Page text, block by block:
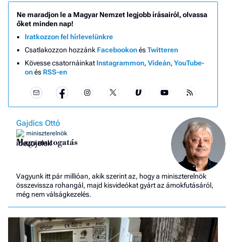
Ne maradjon le a Magyar Nemzet legjobb írásairól, olvassa
őket minden nap!
Iratkozzon fel hírlevelünkre
Csatlakozzon hozzánk FacebookonésTwitteren
Kövesse csatornáinkat Instagrammon, Videán, YouTube-
onés RSS-en
Gajdics Ottó
miniszterelnök
Magamutogatás
Vagyunk itt pár millióan, akik szerint az, hogy a miniszterelnök
összevissza rohangál, majd kisvideókat gyárt az ámokfutásáról,
még nem válságkezelés.